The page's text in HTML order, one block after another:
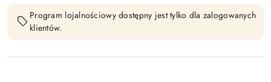
Program lojalnościowy dostępny jest tylko dla zalogowanych
klientów.